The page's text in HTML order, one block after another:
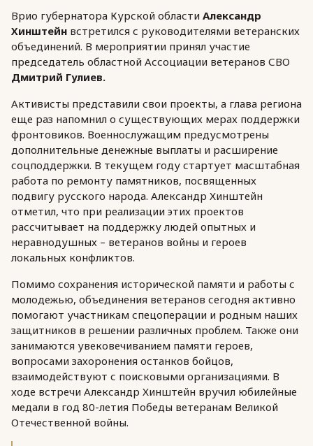
Врио губернатора Курской области Александр
Хинштейн встретился с руководителями ветеранских
объединений. В мероприятии принял участие
председатель областной Ассоциации ветеранов СВО
Дмитрий Гулиев.
Активисты представили свои проекты, а глава региона
еще раз напомнил о существующих мерах поддержки
фронтовиков. Военнослужащим предусмотрены
дополнительные денежные выплаты и расширение
соцподдержки. В текущем году стартует масштабная
работа по ремонту памятников, посвященных
подвигу русского народа. Александр Хинштейн
отметил, что при реализации этих проектов
рассчитывает на поддержку людей опытных и
неравнодушных – ветеранов войны и героев
локальных конфликтов.
Помимо сохранения исторической памяти и работы с
молодежью, объединения ветеранов сегодня активно
помогают участникам спецоперации и родным наших
защитников в решении различных проблем. Также они
занимаются увековечиванием памяти героев,
вопросами захоронения останков бойцов,
взаимодействуют с поисковыми организациями. В
ходе встречи Александр Хинштейн вручил юбилейные
медали в год 80-летия Победы ветеранам Великой
Отечественной войны.